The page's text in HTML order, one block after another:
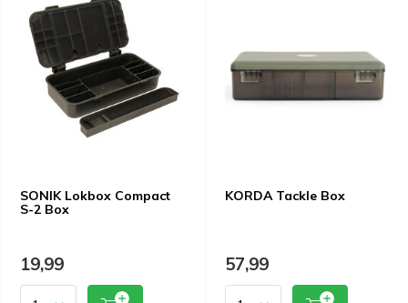
SONIK Lokbox Compact
S-2 Box
19,99
KORDA Tackle Box
57,99